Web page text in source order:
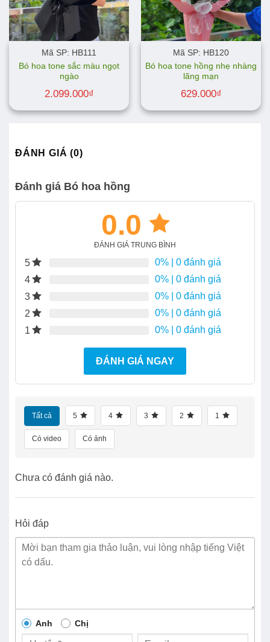
Mã SP: HB111
Bó hoa tone sắc màu ngọt
ngào
2.099.000₫
Mã SP: HB120
Bó hoa tone hồng nhẹ nhàng
lãng mạn
629.000₫
ĐÁNH GIÁ (0)
Đánh giá Bó hoa hồng
0.0
ĐÁNH GIÁ TRUNG BÌNH
5 0% | 0 đánh giá
4
0% | 0 đánh giá
3
0% | 0 đánh giá
2
0% | 0 đánh giá
1
0% | 0 đánh giá
ĐÁNH GIÁ NGAY
Tất cả 5 4 3 2 1
Có video Có ảnh
Chưa có đánh giá nào.
Hỏi đáp
Anh Chị